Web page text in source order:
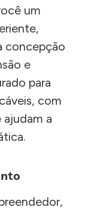
um
concepção
e
para
com
ajudam a